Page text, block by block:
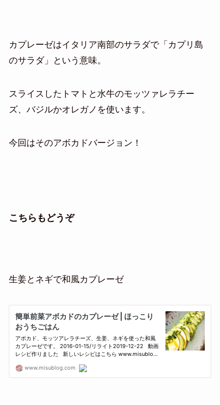
カプレーゼはイタリア南部のサラダで「カプリ島
のサラダ」という意味。
スライスしたトマトと水牛のモッツァレラチー
ズ、バジルかオレガノを使います。
今回はそのアボカドバージョン！
こちらもどうぞ
生姜とネギで和風カプレーゼ